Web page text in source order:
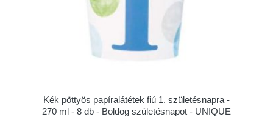
Kék pöttyös papíralátétek fiú 1. születésnapra -
270 ml - 8 db - Boldog születésnapot - UNIQUE